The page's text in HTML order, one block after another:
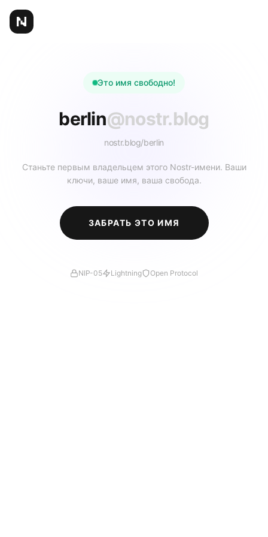
Это имя свободно!
berlin@nostr.blog
nostr.blog/berlin
Станьте первым владельцем этого Nostr-имени. Ваши
ключи, ваше имя, ваша свобода.
ЗАБРАТЬ ЭТО ИМЯ
NIP-05 Lightning Open Protocol